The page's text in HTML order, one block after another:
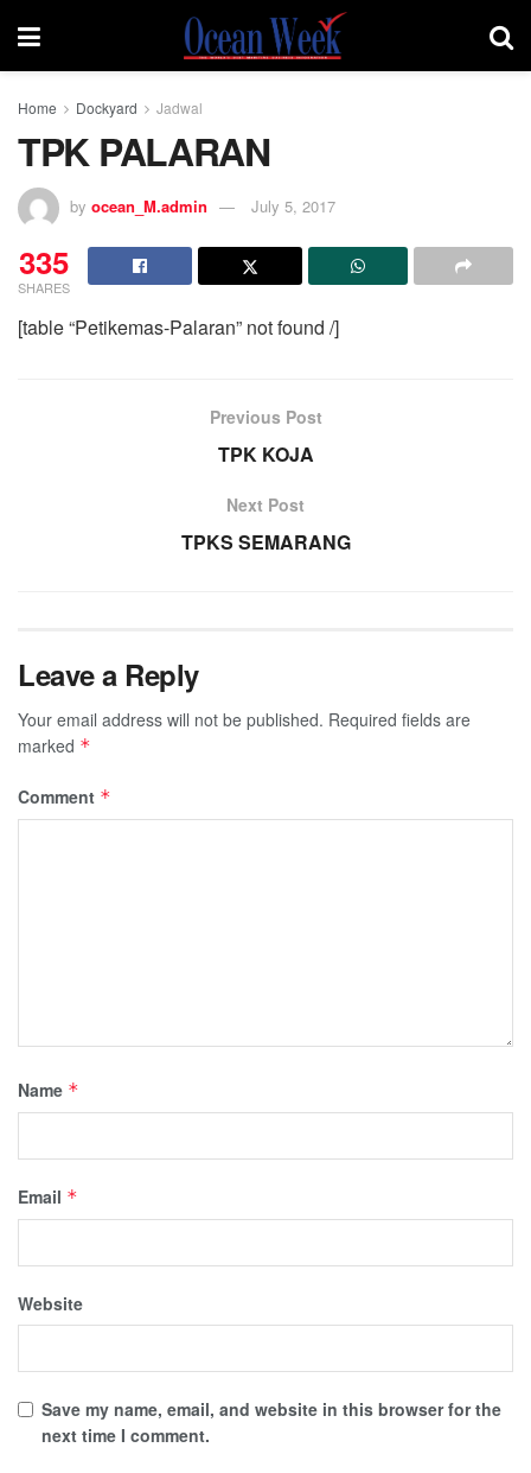
Home Dockyard Jadwal
TPK PALARAN
by ocean_M.admin July 5, 2017
335
SHARES
[table “Petikemas-Palaran” not found /]
Previous Post
TPK KOJA
Next Post
TPKS SEMARANG
Leave a Reply
Your email address will not be published. Required fields are
marked *
Comment *
Name *
Email *
Website
Save my name, email, and website in this browser for the
next time I comment.